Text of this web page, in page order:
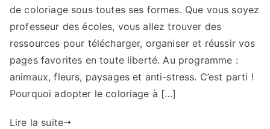
décompresser
?
essayez
livre
de coloriage sous toutes ses formes. Que vous soyez
professeur des écoles, vous allez trouver des
ressources pour télécharger, organiser et réussir vos
pages favorites en toute liberté. Au programme :
animaux, fleurs, paysages et anti-stress. C’est parti !
Pourquoi adopter le coloriage à […]
Lire la suite